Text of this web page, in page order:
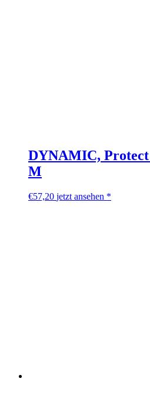
DYNAMIC, Protect
M
€57,20 jetzt ansehen *